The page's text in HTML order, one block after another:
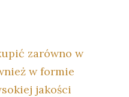
zarówno w
w formie
jakości